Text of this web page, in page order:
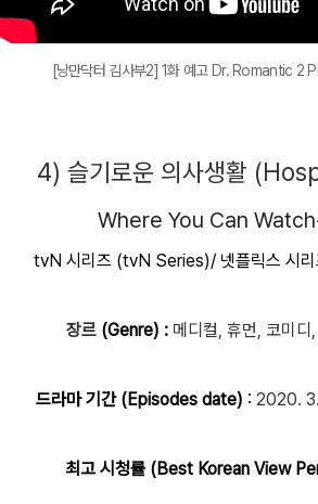
[낭만닥터 김사부2] 1화 예고 Dr. Romantic 2
4) 슬기로운 의사생활 (
Where You Can
tvN 시리즈 (tvN Series)/ 넷플릭스 시
장르 (Genre) : 메디컬, 휴먼, 코미디
드라마 기간 (Episodes date) : 2020.
최고 시청률 (Best Korean View